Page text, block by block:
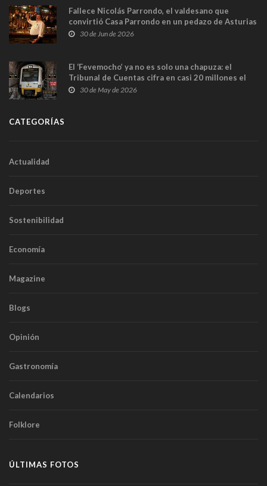
Fallece Nicolás Parrondo, el valdesano que
convirtió Casa Parrondo en un pedazo de Asturias
en Madrid
30 de Jun de 2026
El ‘Fevemocho’ ya no es solo una chapuza: el
Tribunal de Cuentas cifra en casi 20 millones el
sobrecoste de los trenes que no cabían por los
30 de May de 2026
CATEGORÍAS
Actualidad
Deportes
Sostenibilidad
Economía
Magazine
Blogs
Opinión
Gastronomía
Calendarios
Folklore
ÚLTIMAS FOTOS